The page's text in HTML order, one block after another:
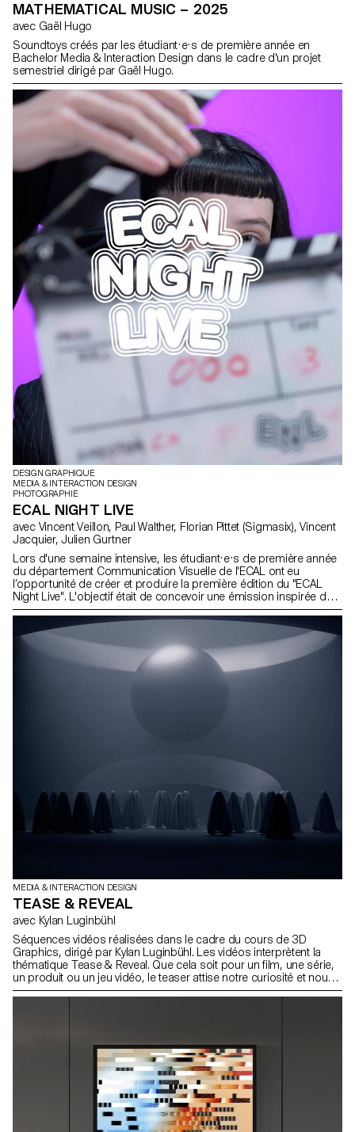
MATHEMATICAL MUSIC – 2025
avec Gaël Hugo
Soundtoys créés par les étudiant·e·s de première année en
Bachelor Media & Interaction Design dans le cadre d'un projet
semestriel dirigé par Gaël Hugo.
DESIGN GRAPHIQUE
MEDIA & INTERACTION DESIGN
PHOTOGRAPHIE
ECAL NIGHT LIVE
avec Vincent Veillon, Paul Walther, Florian Pittet (Sigmasix), Vincent
Jacquier, Julien Gurtner
Lors d'une semaine intensive, les étudiant·e·s de première année
du département Communication Visuelle de l'ECAL ont eu
l’opportunité de créer et produire la première édition du "ECAL
Night Live". L'objectif était de concevoir une émission inspirée des
formats télévisés satiriques. Répartis en équipes
pluridisciplinaires, regroupant des étudiant·e·s du Bachelor en
Design Graphique, Media & Interaction Design et Photographie, ils
ont collaboré par équipe pour créer tout le contenu, les décors et
l'habillage de l'émission, réalisant ainsi un projet 100% fait maison
en un temps record. Le thème principal portait sur l’autodérision,
MEDIA & INTERACTION DESIGN
TEASE & REVEAL
avec Kylan Luginbühl
Séquences vidéos réalisées dans le cadre du cours de 3D
Graphics, dirigé par Kylan Luginbühl. Les vidéos interprètent la
thématique Tease & Reveal. Que cela soit pour un film, une série,
un produit ou un jeu vidéo, le teaser attise notre curiosité et nous
invite à s’intéresser au sujet en question en l’espace de quelques